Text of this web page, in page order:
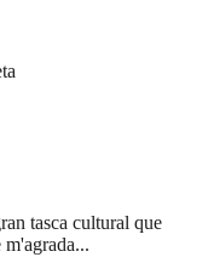
tasca cultural que